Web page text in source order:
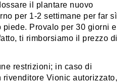
il plantare nuovo
per 1-2 settimane per far sì
piede. Provalo per 30 giorni e
ti rimborsiamo il prezzo di
restrizioni; in caso di
rivenditore Vionic autorizzato,